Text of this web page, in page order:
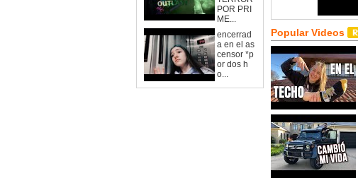
POR PRI
ME...
encerrad
a en el as
censor *p
or dos h
o...
Popular Videos